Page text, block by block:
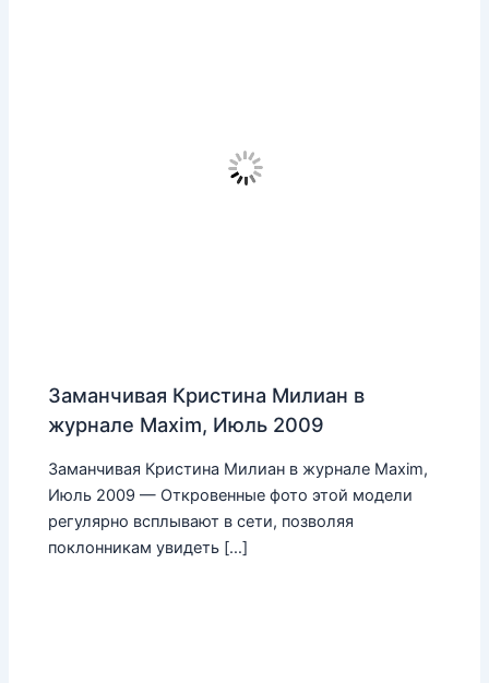
Заманчивая Кристина Милиан в
журнале Maxim, Июль 2009
Заманчивая Кристина Милиан в журнале Maxim,
Июль 2009 — Откровенные фото этой модели
регулярно всплывают в сети, позволяя
поклонникам увидеть […]